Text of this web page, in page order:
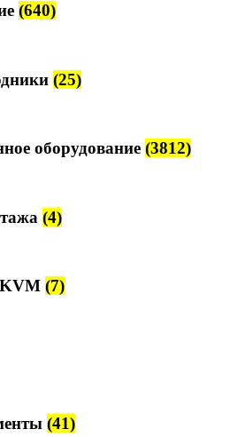
(640)
(25)
оборудование (3812)
(4)
(7)
(41)